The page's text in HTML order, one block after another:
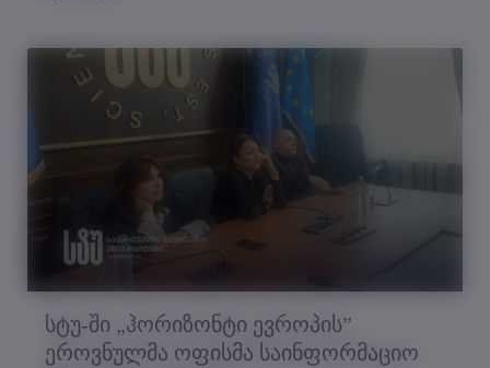
სტუ-ში „ჰორიზონტი ევროპის”
ეროვნულმა ოფისმა საინფორმაციო